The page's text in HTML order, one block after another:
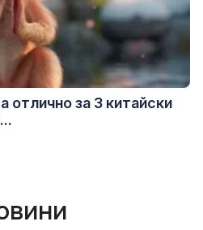
за 3 китайски